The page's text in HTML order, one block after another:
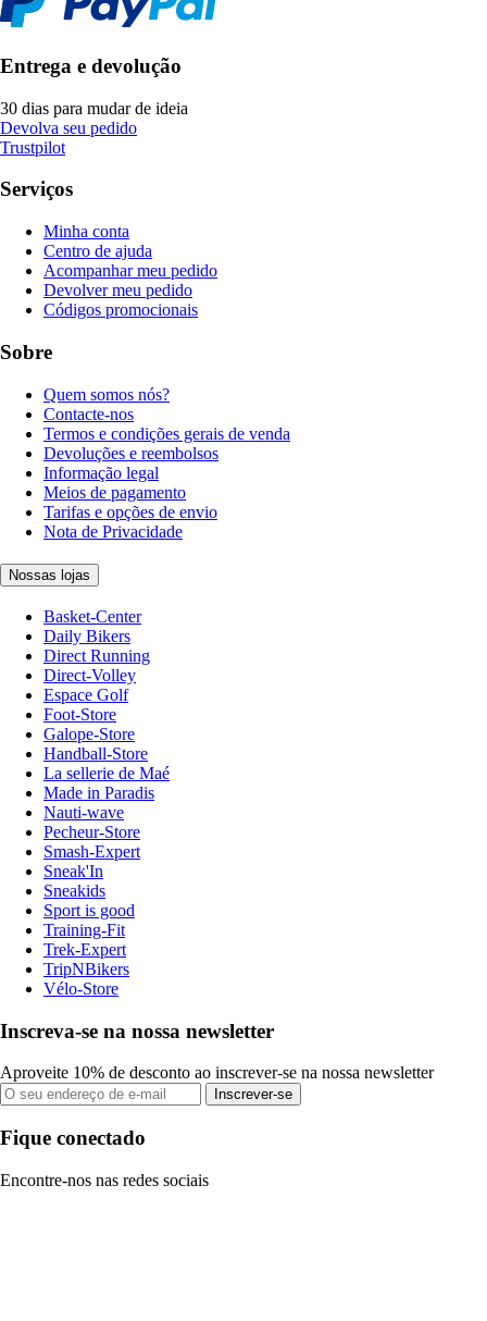
Entrega e devolução
30 dias para mudar de ideia
Devolva seu pedido
Trustpilot
Serviços
Minha conta
Centro de ajuda
Acompanhar meu pedido
Devolver meu pedido
Códigos promocionais
Sobre
Quem somos nós?
Contacte-nos
Termos e condições gerais de venda
Devoluções e reembolsos
Informação legal
Meios de pagamento
Tarifas e opções de envio
Nota de Privacidade
Nossas lojas
Basket-Center
Daily Bikers
Direct Running
Direct-Volley
Espace Golf
Foot-Store
Galope-Store
Handball-Store
La sellerie de Maé
Made in Paradis
Nauti-wave
Pecheur-Store
Smash-Expert
Sneak'In
Sneakids
Sport is good
Training-Fit
Trek-Expert
TripNBikers
Vélo-Store
Inscreva-se na nossa newsletter
Aproveite 10% de desconto ao inscrever-se na nossa newsletter
Inscrever-se
Fique conectado
Encontre-nos nas redes sociais